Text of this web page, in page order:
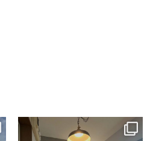
tomohouseinc
7月 13